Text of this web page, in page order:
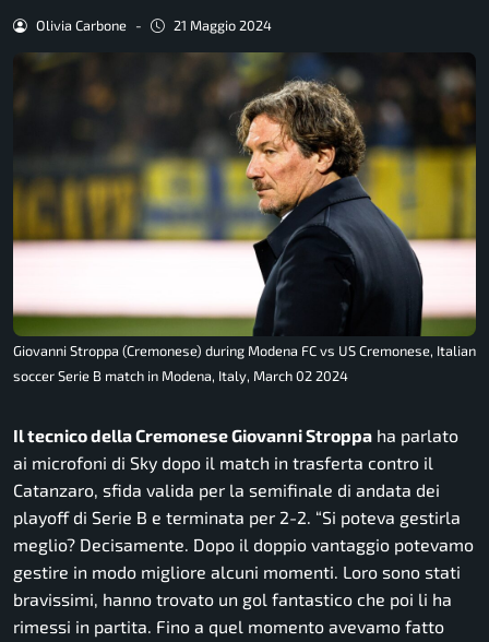
Olivia Carbone - 21 Maggio 2024
Giovanni Stroppa (Cremonese) during Modena FC vs US Cremonese, Italian
soccer Serie B match in Modena, Italy, March 02 2024
Il tecnico della Cremonese Giovanni Stroppa ha parlato
ai microfoni di Sky dopo il match in trasferta contro il
Catanzaro, sfida valida per la semifinale di andata dei
playoff di Serie B e terminata per 2-2. “Si poteva gestirla
meglio? Decisamente. Dopo il doppio vantaggio potevamo
gestire in modo migliore alcuni momenti. Loro sono stati
bravissimi, hanno trovato un gol fantastico che poi li ha
rimessi in partita. Fino a quel momento avevamo fatto